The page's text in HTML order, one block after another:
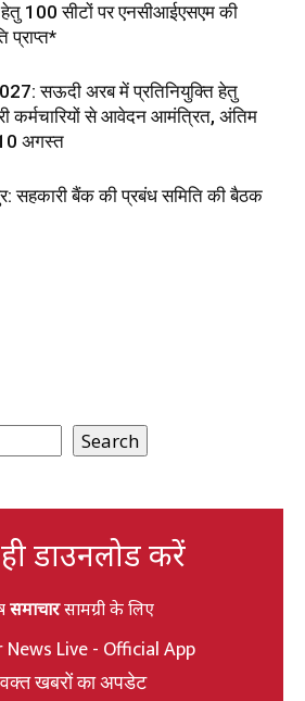
100 सीटों पर एनसीआईएसएम की
प्राप्त*
सऊदी अरब में प्रतिनियुक्ति हेतु
कर्मचारियों से आवेदन आमंत्रित, अंतिम
अगस्त
सहकारी बैंक की प्रबंध समिति की बैठक
Search
डाउनलोड करें
समाचारसामग्री के लिए
Live - Official App
खबरों का अपडेट